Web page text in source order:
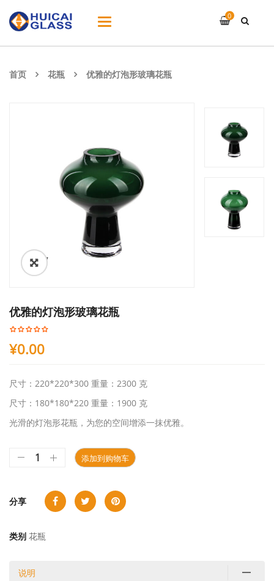
切
导
0
首页 花瓶 优雅的灯泡形玻璃花瓶
ðŸ”
🔍
优雅的灯泡形玻璃花瓶
¥0.00
尺寸：220*220*300 重量：2300 克
尺寸：180*180*220 重量：1900 克
光滑的灯泡形花瓶，为您的空间增添一抹优雅。
添加到购物车
分享
类别 花瓶
说明